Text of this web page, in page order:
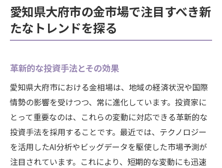
愛知県大府市の金市場で注目すべき新
たなトレンドを探る
革新的な投資手法とその効果
愛知県大府市における金相場は、地域の経済状況や国際
情勢の影響を受けつつ、常に進化しています。投資家に
とって重要なのは、これらの変動に対応できる革新的な
投資手法を採用することです。最近では、テクノロジー
を活用したAI分析やビッグデータを駆使した市場予測が
注目されています。これにより、短期的な変動にも迅速